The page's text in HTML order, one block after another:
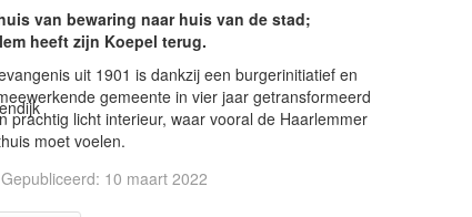
van bewaring naar huis van de stad;
heeft zijn Koepel terug.
uit 1901 is dankzij een burgerinitiatief en
gemeente in vier jaar getransformeerd
prachtig licht interieur, waar vooral de Haarlemmer
moet voelen.
Gepubliceerd: 10 maart 2022